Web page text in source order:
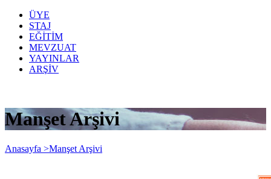
ÜYE
STAJ
EĞİTİM
MEVZUAT
YAYINLAR
ARŞİV
Manşet Arşivi
Anasayfa >Manşet Arşivi